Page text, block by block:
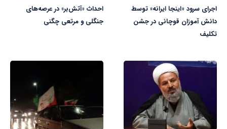
اجرای سرود «اینجا ایرانه» توسط
دانش آموزان قوچانی در جشن
تکلیف
احداث «آتش‌بر» در عرصه‌های
جنگلی و مرتعی چگنی